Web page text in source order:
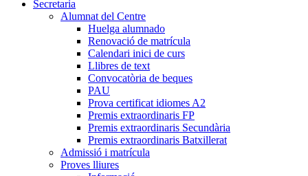
Secretaria
Alumnat del Centre
Huelga alumnado
Renovació de matrícula
Calendari inici de curs
Llibres de text
Convocatòria de beques
PAU
Prova certificat idiomes A2
Premis extraordinaris FP
Premis extraordinaris Secundària
Premis extraordinaris Batxillerat
Admissió i matrícula
Proves lliures